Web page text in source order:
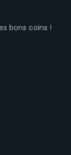
bons coins !